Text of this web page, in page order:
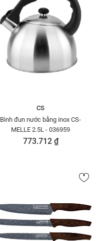
CS
Bình đun nước bằng inox CS-
MELLE 2.5L - 036959
773.712 ₫